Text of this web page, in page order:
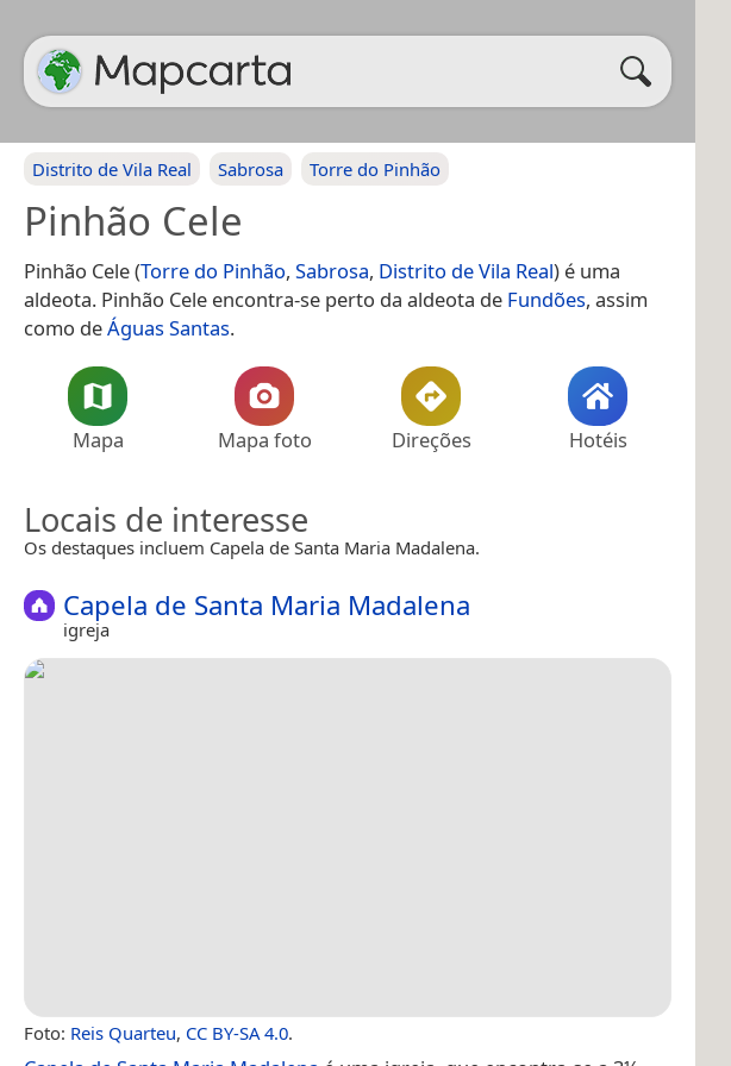
Distrito de Vila Real Sabrosa Torre do Pinhão
Pinhão Cele
Pinhão Cele (Torre do Pinhão, Sabrosa, Distrito de Vila Real) é uma
aldeota. Pinhão Cele encontra-se perto da aldeota de Fundões, assim
como deÁguas Santas.
Mapa Mapa foto Direções Hotéis
Locais de interesse
Os destaques incluem Capela de Santa Maria Madalena.
Capela de Santa Maria Madalena
igreja
Foto: Reis Quarteu, CC BY-SA 4.0.